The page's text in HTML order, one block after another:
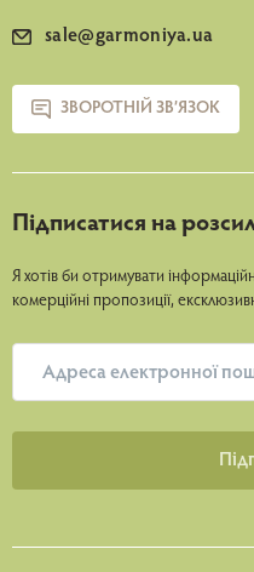
sale@garmoniya.ua
ЗВОРОТНІЙ ЗВ’ЯЗОК
Підписатися на
Я хотів би отримувати
комерційні пропозиції,